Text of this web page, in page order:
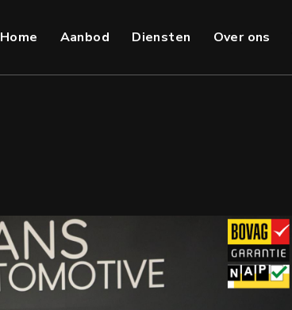
Home Aanbod Diensten Over ons